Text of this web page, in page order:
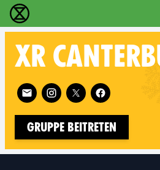
extinction rebellion - Home
XR
Follow XR Canterbury on
Gruppe beitreten